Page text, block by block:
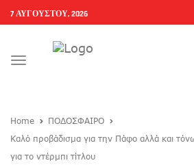
7 ΑΥΓΟΎΣΤΟΥ, 2026
Toggle
Home
ΠΟΔΟΣΦΑΙΡΟ
Καλό προβάδισμα για την Πάφο αλλά και
για το ντέρμπι τίτλου